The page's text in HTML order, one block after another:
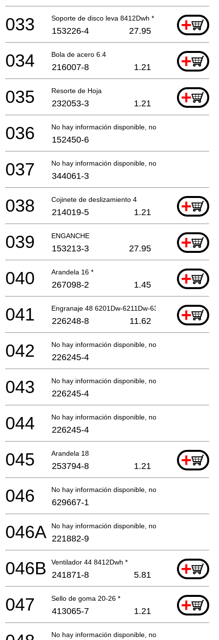
Soporte de disco leva 8412Dwh * +
033 153226-4 27.95
Bola de acero 6.4 +
034 216007-8 1.21
Resorte de Hoja +
035 232053-3 1.21
No hay información disponible, no se puede pedir
036 152450-6
No hay información disponible, no se puede pedir
037 344061-3
Cojinete de deslizamiento 4 +
038 214019-5 1.21
ENGANCHE +
039 153213-3 27.95
Arandela 16 * +
040 267098-2 1.45
Engranaje 48 6201Dw-6211Dw-631* +
041 226248-8 11.62
No hay información disponible, no se puede pedir
042 226245-4
No hay información disponible, no se puede pedir
043 226245-4
No hay información disponible, no se puede pedir
044 226245-4
Arandela 18 +
045 253794-8 1.21
No hay información disponible, no se puede pedir
046 629667-1
No hay información disponible, no se puede pedir
046A 221882-9
Ventilador 44 8412Dwh * +
046B 241871-8 5.81
Sello de goma 20-26 * +
047 413065-7 1.21
No hay información disponible, no se puede pedir